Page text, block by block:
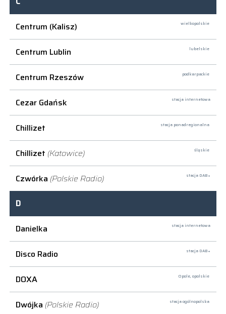
Centrum (Kalisz)
wielkopolskie
Centrum Lublin lubelskie
Centrum Rzeszów podkarpackie
Cezar Gdańsk stacja internetowa
Chillizet stacja ponadregionalna
Chillizet (Katowice) śląskie
Czwórka (Polskie Radio) stacja DAB+
D
Danielka
stacja internetowa
Disco Radio stacja DAB+
DOXA Opole, opolskie
Dwójka (Polskie Radio) stacja ogólnopolska